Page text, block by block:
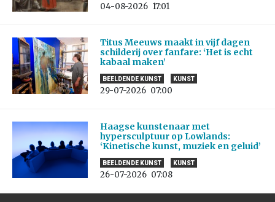
04-08-2026 17:01
Titus Meeuws maakt in vijf dagen
schilderij over fanfare: ‘Het is echt
kabaal maken’
BEELDENDE KUNST KUNST
29-07-2026 07:00
Haagse kunstenaar met
hypersculptuur op Lowlands:
‘Kinetische kunst, muziek en geluid’
BEELDENDE KUNST KUNST
26-07-2026 07:08